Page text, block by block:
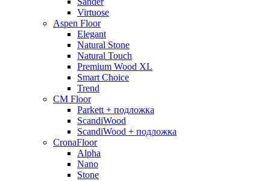
Virtuose
Aspen Floor
Elegant
Natural Stone
Natural Touch
Premium Wood XL
Smart Choice
Trend
CM Floor
Parkett + подложка
ScandiWood
ScandiWood + подложка
CronaFloor
Alpha
Nano
Stone